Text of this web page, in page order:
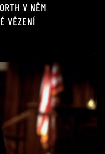
V NĚM
VĚZENÍ